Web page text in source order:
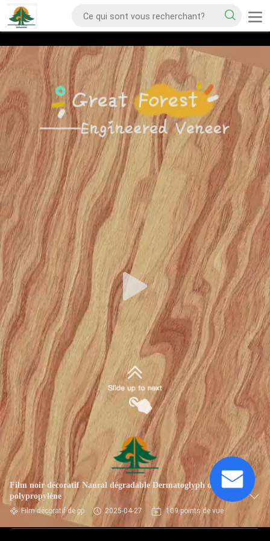
Film noir décoratif Naural dégradable Dermatoglyph de
polypropylène
Film décoratif de pp 2025-04-27 109 points de vue